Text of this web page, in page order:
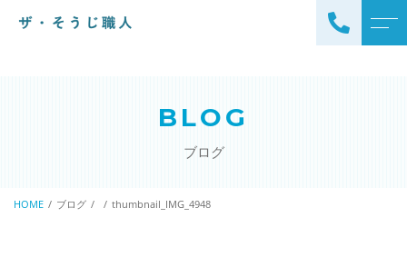
ザ・そうじ職人について
エアコンクリーニング
よくある質問
BLOG
ブログ
HOME ブログ thumbnail_IMG_4948